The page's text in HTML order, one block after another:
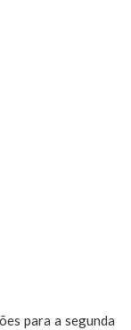
para a segunda